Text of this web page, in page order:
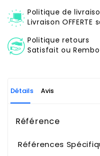
Politique de
Livraison
Politique retours
Satisfait ou
Détails Avis
Référence
Références